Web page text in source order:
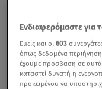
Ενδιαφερόμαστε για
Εμείς και οι603
όπως δεδομένα
έχουμε πρόσβαση σε
καταστεί δυνατή η
προκειμένου να